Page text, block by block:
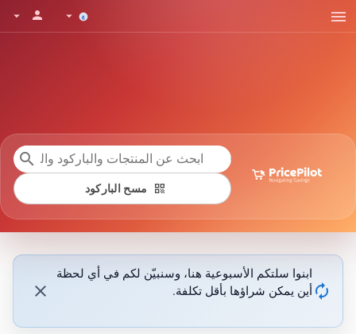
menu
arrow_drop_down
person
arrow_drop_down
search
qr_code مسح الباركود
autorenew
ابنوا سلتكم الأسبوعية هنا، وسنبيّن لكم في أي لحظة
أين يمكن شراؤها بأقل تكلفة.
close